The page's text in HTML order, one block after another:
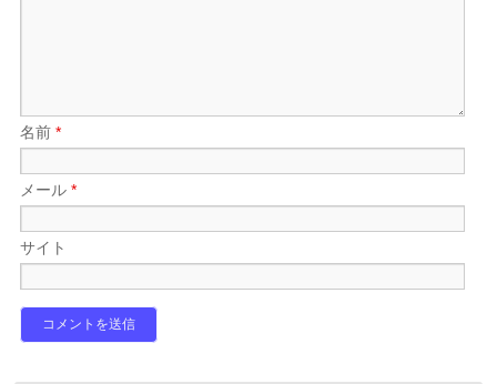
名前*
メール*
サイト